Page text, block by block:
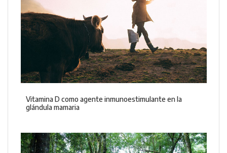
Vitamina D como agente inmunoestimulante en la
glándula mamaria